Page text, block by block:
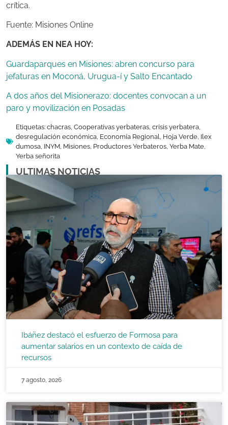
crítica.
Fuente: Misiones Online
ADEMÁS EN NEA HOY:
Guardaparques en Misiones: abren concurso para
jefaturas en Moconá, Urugua-í y Salto Encantado
A dos años del Misionerazo: docentes convocan a un
paro y movilización en Posadas
Etiquetas: chacras Cooperativas yerbateras crisis yerbatera
desregulación económica Economía Regional Hoja Verde Ilex
dumosa INYM Misiones Productores Yerbateros Yerba Mate
Yerba señorita
ULTIMAS NOTICIAS
Ibáñez destacó el esfuerzo de Formosa para
aumentar salarios en un contexto de caída de
recursos
7 agosto, 2026